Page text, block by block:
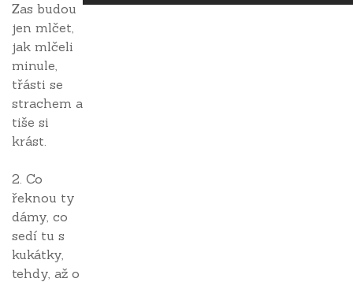
Zas budou
jen mlčet,
jak mlčeli
minule,
třásti se
strachem a
tiše si
krást.
2. Co
řeknou ty
dámy, co
sedí tu s
kukátky,
tehdy, až o